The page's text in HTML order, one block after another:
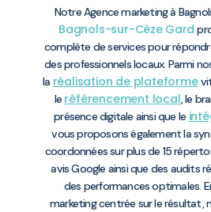
Notre Agence marketing à
Bagnols-sur-Cèze Gard
complète de services pour
des professionnels locaux. Parmi
la réalisation de plateforme
le référencement local, le
présence digitale ainsi que le
vous proposons également la
coordonnées sur plus de 15
avis Google ainsi que des audits
des performances optimales.
marketing centrée sur le résultat,